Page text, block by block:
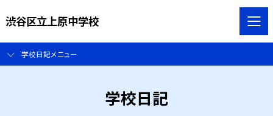
渋谷区立上原中学校
学校日記メニュー
学校日記